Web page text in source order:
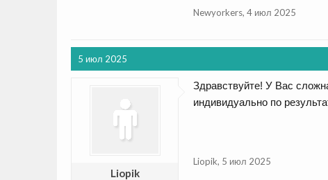
Newyorkers, 4 июл 2025
5 июл 2025
Liopik
Здравствуйте! У Вас
индивидуально по
Liopik, 5 июл 2025